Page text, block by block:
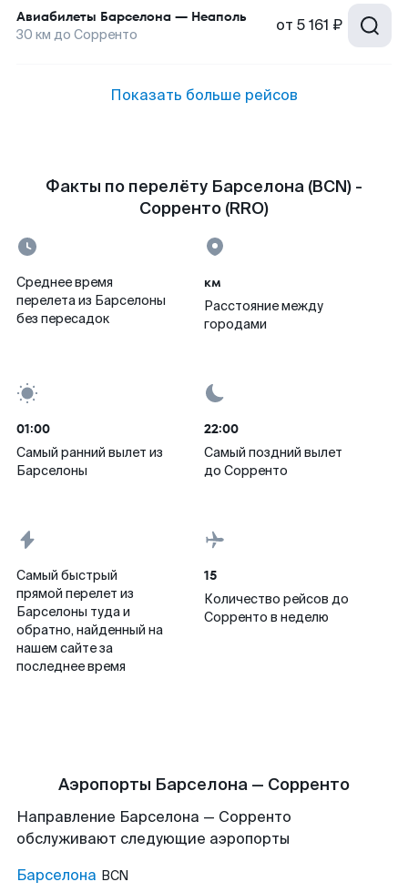
Авиабилеты Барселона — Неаполь
30 км до Сорренто от 5 161 ₽
Показать больше рейсов
Факты по перелёту Барселона (BCN) -
Сорренто (RRO)
Среднее время
перелета из Барселоны
без пересадок
км
Расстояние между
городами
01:00
Самый ранний вылет из
Барселоны
22:00
Самый поздний вылет
до Сорренто
Самый быстрый
прямой перелет из
Барселоны туда и
обратно, найденный на
нашем сайте за
последнее время
15
Количество рейсов до
Сорренто в неделю
Аэропорты Барселона — Сорренто
Направление Барселона — Сорренто
обслуживают следующие аэропорты
Барселона BCN